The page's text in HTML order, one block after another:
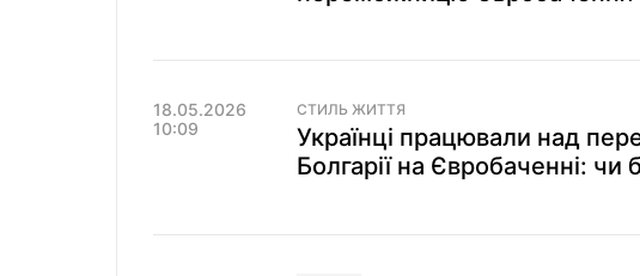
18.05.2026
10:09
СТИЛЬ ЖИТТЯ
Українці працювали над
Болгарії на Євробаченні: чи